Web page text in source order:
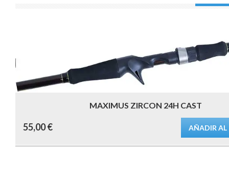
MAXIMUS ZIRCON 24H CAST
55,00€ AÑADIR AL